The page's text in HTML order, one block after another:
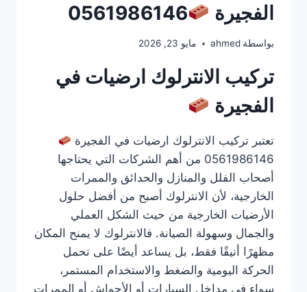
الفجيرة
0561986146
بواسطة ahmed مايو 23, 2026
تركيب الانترلوك ارضيات في
الفجيرة
تعتبر تركيب الانترلوك ارضيات في الفجيرة
0561986146 من أهم الشركات التي يحتاجها
أصحاب الفلل والمنازل والحدائق والممرات
الخارجية، لأن الانترلوك أصبح من أفضل حلول
الأرضيات الخارجية من حيث الشكل العملي
والجمال وسهولة الصيانة. فالانترلوك لا يمنح المكان
مظهرًا أنيقًا فقط، بل يساعد أيضًا على تحمل
الحركة اليومية والضغط والاستخدام المستمر،
سواء في مداخل السيارات أو الأحواش أو الممرات